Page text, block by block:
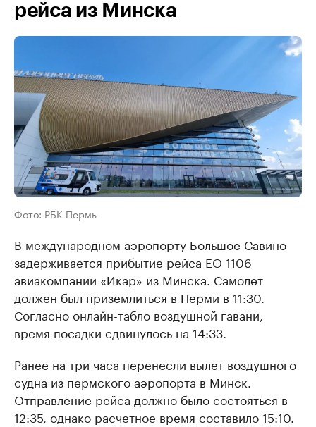
рейса из Минска
Фото: РБК Пермь
В международном аэропорту Большое Савино
задерживается прибытие рейса EO 1106
авиакомпании «Икар» из Минска. Самолет
должен был приземлиться в Перми в 11:30.
Согласно онлайн-табло воздушной гавани,
время посадки сдвинулось на 14:33.
Ранее на три часа перенесли вылет воздушного
судна из пермского аэропорта в Минск.
Отправление рейса должно было состояться в
12:35, однако расчетное время составило 15:10.